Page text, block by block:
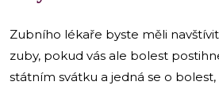
Zubního lékaře byste měli
zuby, pokud vás ale bolest
státním svátku a jedná se o